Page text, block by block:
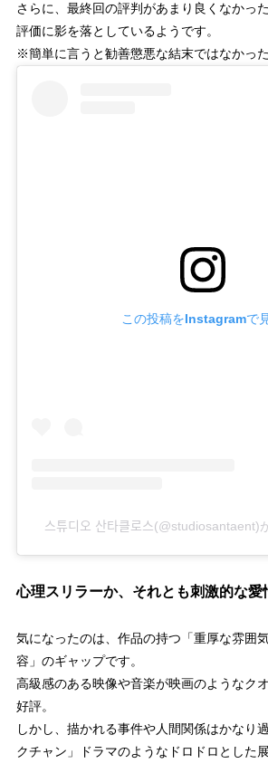
さらに、最終回の評判があまり良くなかっ
評価に影を落としているようです。
※簡単に言うと勧善懲悪な結末ではなかっ
この投稿をInstagramで
스튜디오
心理スリラーか、それとも刺激的な愛
気になったのは、作品の持つ「重厚な雰囲
容」のギャップです。
高級感のある映像や音楽が映画のようなク
好評。
しかし、描かれる事件や人間関係はかなり
クチャン」ドラマのようなドロドロとした